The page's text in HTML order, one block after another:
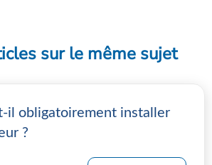
sur le même sujet
il obligatoirement installer
?